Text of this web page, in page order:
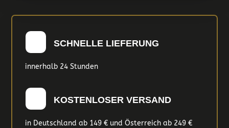
SCHNELLE LIEFERUNG
innerhalb 24 Stunden
KOSTENLOSER VERSAND
in Deutschland ab 149 € und Österreich ab 249 €